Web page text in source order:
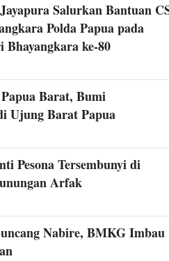
Salurkan Bantuan
Polda Papua pada
ke-80
Barat, Bumi
Ujung Barat Papua
Pesona Tersembunyi di
Arfak
Nabire, BMKG Imbau